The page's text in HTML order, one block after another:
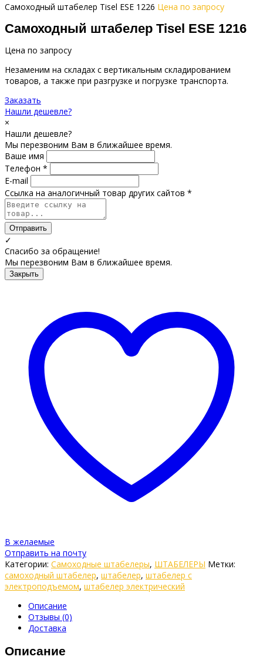
Самоходный штабелер Tisel ESE 1226 Цена по запросу
Самоходный штабелер Tisel ESE 1216
Цена по запросу
Незаменим на складах с вертикальным складированием
товаров, а также при разгрузке и погрузке транспорта.
Заказать
Нашли дешевле?
×
Нашли дешевле?
Мы перезвоним Вам в ближайшее время.
Ваше имя
Телефон *
E-mail
Ссылка на аналогичный товар других сайтов *
Отправить
✓
Спасибо за обращение!
Мы перезвоним Вам в ближайшее время.
Закрыть
В желаемые
Отправить на почту
Категории: Самоходные штабелеры, ШТАБЕЛЕРЫ Метки:
самоходный штабелер, штабелер, штабелер с
электроподъемом, штабелер электрический
Описание
Отзывы (0)
Доставка
Описание